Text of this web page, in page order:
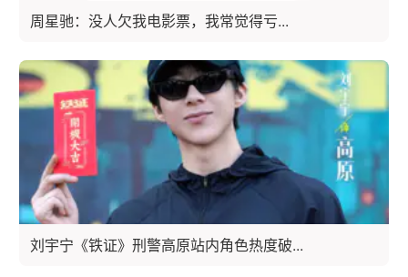
周星驰：没人欠我电影票，我常觉得亏...
刘宇宁《铁证》刑警高原站内角色热度破...